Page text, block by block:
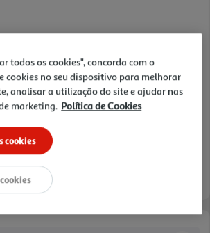
todos os cookies", concorda com o
cookies no seu dispositivo para melhorar
analisar a utilização do site e ajudar nas
marketing. Política de Cookies
cookies